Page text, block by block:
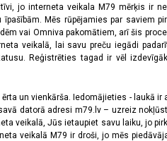
jo interneta veikala M79 mērķis ir
Mēs rūpējamies par saviem
vai Omniva pakomātiem, arī šis
veikalā, lai savu preču iegādi
Reģistrēties tagad ir vēl
un vienkārša. Iedomājieties - laukā
datorā adresi m79.lv – uzreiz
veikalā, Jūs ietaupiet savu laiku, jo
veikalā M79 ir droši, jo mēs